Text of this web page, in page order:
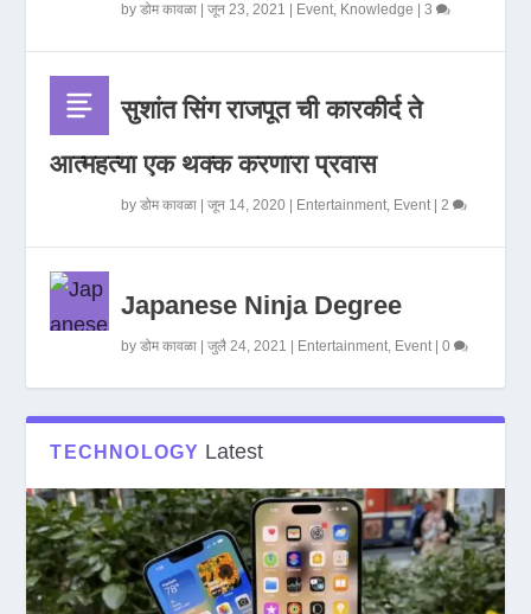
byडोम कावळा |जून 23, 2021 Event, Knowledge |3
सुशांत सिंग राजपूत ची कारकीर्द ते
आत्महत्या एक थक्क करणारा प्रवास
byडोम कावळा |जून 14, 2020 Entertainment, Event|2
Japanese Ninja Degree
byडोम कावळा |जुलै 24, 2021 Entertainment, Event|0
TECHNOLOGY Latest